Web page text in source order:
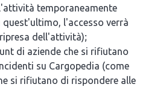
temporaneamente
quest'ultimo, l'accesso verrà
dell'attività);
di aziende che si rifiutano
su Cargopedia (come
si rifiutano di rispondere alle